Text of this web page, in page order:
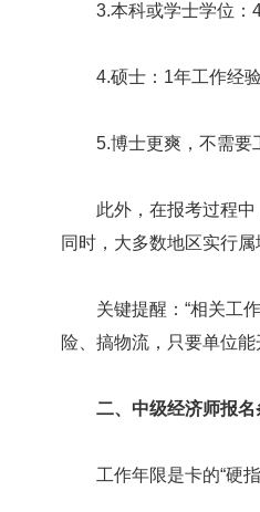
3.本科或学士学位：4
4.硕士：1年工作经验
5.博士更爽，不需要
此外，在报考过程中
同时，大多数地区实行
关键提醒：“相关工作
险、搞物流，只要单位能
二、中级经济师报
工作年限是卡的“硬指